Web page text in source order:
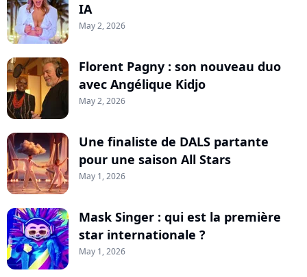
IA
May 2, 2026
Florent Pagny : son nouveau duo
avec Angélique Kidjo
May 2, 2026
Une finaliste de DALS partante
pour une saison All Stars
May 1, 2026
Mask Singer : qui est la première
star internationale ?
May 1, 2026